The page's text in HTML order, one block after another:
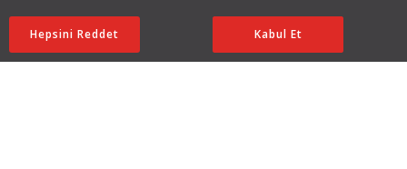
Ayarları Düzenle
Hepsini Reddet Kabul Et
Copyright © 2026 Assos Pırlanta - Bu sitenin tüm hakları